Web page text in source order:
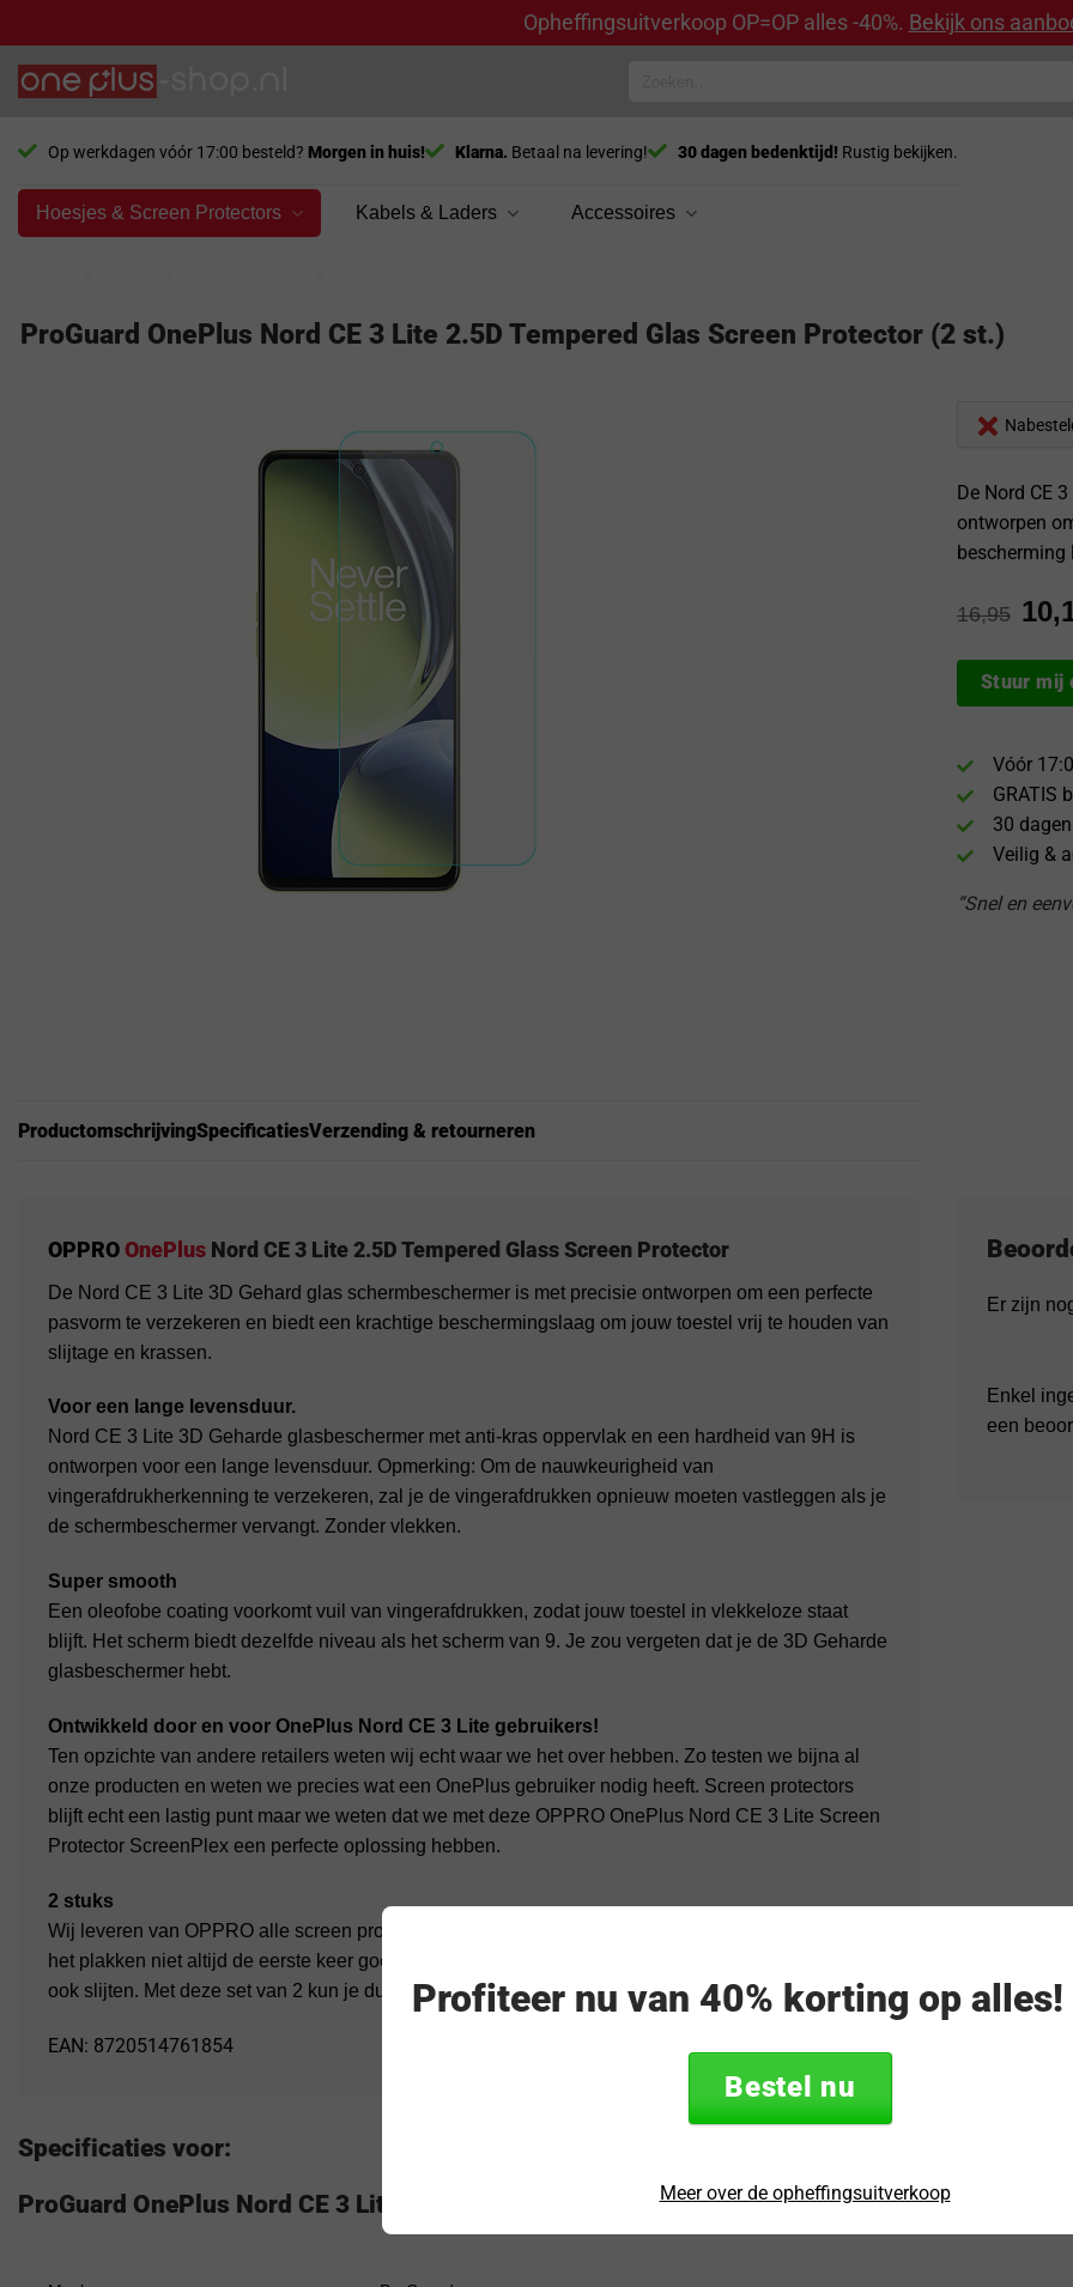
Opheffingsuitverkoop OP=OP alles -40%. Bekijk ons
Ga
naar
Op werkdagen vóór 17:00 besteld? Morgen in huis! Klarna. Betaal na levering! 30 dagen bedenktijd! Rustig bekijken.
Hoesjes & Screen Protectors Kabels & Laders Accessoires
ProGuard OnePlus Nord CE 3 Lite 2.5D Tempered Glas Screen Protector (2 st.)
De Nord CE
ontworpen
bescherming
16,95
Stuur mij
Vóór
GRATIS
30
Veilig &
“Snel en
ProductomschrijvingSpecificatiesVerzending & retourneren
OPPROOnePlus Nord CE 3 Lite 2.5D Tempered Glass Screen Protector
De Nord CE 3 Lite 3D Gehard glas schermbeschermer is met precisie ontworpen om een perfecte
pasvorm te verzekeren en biedt een krachtige beschermingslaag om jouw toestel vrij te houden van
slijtage en krassen.
Voor een lange levensduur.
Nord CE 3 Lite 3D Geharde glasbeschermer met anti-kras oppervlak en een hardheid van 9H is
ontworpen voor een lange levensduur. Opmerking: Om de nauwkeurigheid van
vingerafdrukherkenning te verzekeren, zal je de vingerafdrukken opnieuw moeten vastleggen als je
de schermbeschermer vervangt. Zonder vlekken.
Super smooth
Een oleofobe coating voorkomt vuil van vingerafdrukken, zodat jouw toestel in vlekkeloze staat
blijft. Het scherm biedt dezelfde niveau als het scherm van 9. Je zou vergeten dat je de 3D Geharde
glasbeschermer hebt.
Ontwikkeld door en voor OnePlus Nord CE 3 Lite gebruikers!
Ten opzichte van andere retailers weten wij echt waar we het over hebben. Zo testen we bijna al
onze producten en weten we precies wat een OnePlus gebruiker nodig heeft. Screen protectors
blijft echt een lastig punt maar we weten dat we met deze OPPRO OnePlus Nord CE 3 Lite Screen
Protector ScreenPlex een perfecte oplossing hebben.
2 stuks
Wij leveren van OPPRO alle screen protectors in setjes van 2! Waarom? Omdat ook wij weten dat
het plakken niet altijd de eerste keer goed gaat. Tevens zal een screen protector na verloop van tijd
ook slijten. Met deze set van 2 kun je dus voorlopig voorruit en ben je vele malen goedkoper uit!
EAN: 8720514761854
Specificaties voor:
ProGuard OnePlus Nord CE 3 Lite 2.5D Tempered Glas Screen Protector (2 st.)
Er zijn
Enkel
een
Profiteer nu van 40% korting op alles!
Bestel nu
Meer over de opheffingsuitverkoop